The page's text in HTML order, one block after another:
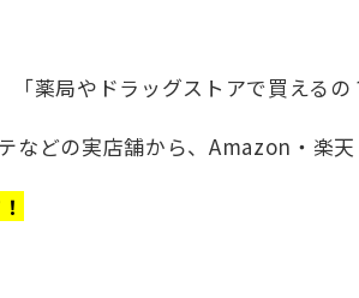
薬局やドラッグストアで買える
などの実店舗から、Amazon・楽